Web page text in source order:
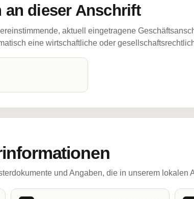
an dieser Anschrift
aktuell eingetragene
eine wirtschaftliche oder
und Angaben, die in unserem lokalen